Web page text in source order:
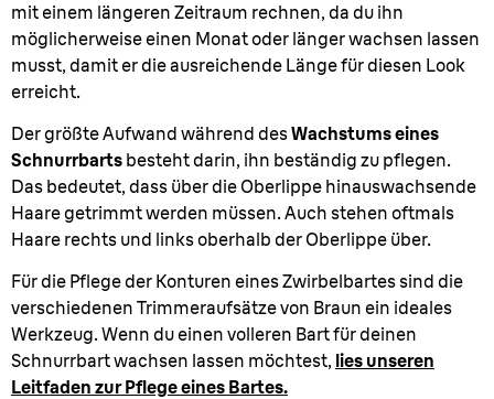
mit einem längeren Zeitraum rechnen, da du ihn
möglicherweise einen Monat oder länger wachsen lassen
musst, damit er die ausreichende Länge für diesen Look
erreicht.
Der größte Aufwand während desWachstums eines
Schnurrbarts besteht darin, ihn beständig zu pflegen.
Das bedeutet, dass über die Oberlippe hinauswachsende
Haare getrimmt werden müssen. Auch stehen oftmals
Haare rechts und links oberhalb der Oberlippe über.
Für die Pflege der Konturen eines Zwirbelbartes sind die
verschiedenen Trimmeraufsätze von Braun ein ideales
Werkzeug. Wenn du einen volleren Bart für deinen
Schnurrbart wachsen lassen möchtest, lies unseren
Leitfaden zur Pflege eines Bartes.